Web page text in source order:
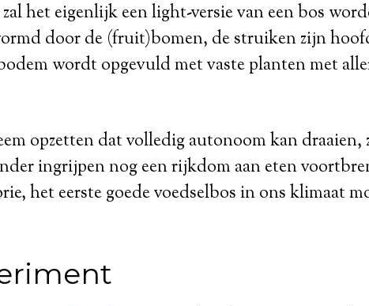
het eigenlijk een light-versie van een bos
door de (fruit)bomen, de struiken zijn
wordt opgevuld met vaste planten met
opzetten dat volledig autonoom kan draaien,
ingrijpen nog een rijkdom aan eten
het eerste goede voedselbos in ons klimaat